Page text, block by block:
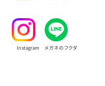
Instagram メガネのフクダ